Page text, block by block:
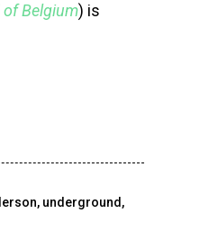
of Belgium) is
, underground ,